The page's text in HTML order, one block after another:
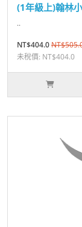
(1年級上)翰林
..
NT$404.0
未稅價: NT$404.0